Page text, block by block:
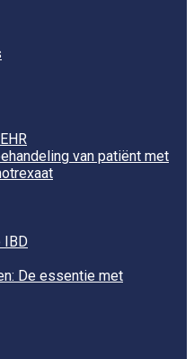
van patiënt met
IBD
De essentie met